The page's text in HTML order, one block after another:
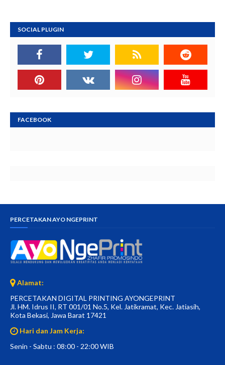
SOCIAL PLUGIN
FACEBOOK
PERCETAKAN AYO NGEPRINT
Alamat:
PERCETAKAN DIGITAL PRINTING AYONGEPRINT
Jl. HM. Idrus II, RT 001/01 No.5, Kel. Jatikramat, Kec. Jatiasih,
Kota Bekasi, Jawa Barat 17421
Hari dan Jam Kerja:
Senin - Sabtu : 08:00 - 22:00 WIB